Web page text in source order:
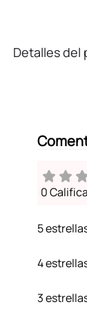
Detalles del
0
5
4
3